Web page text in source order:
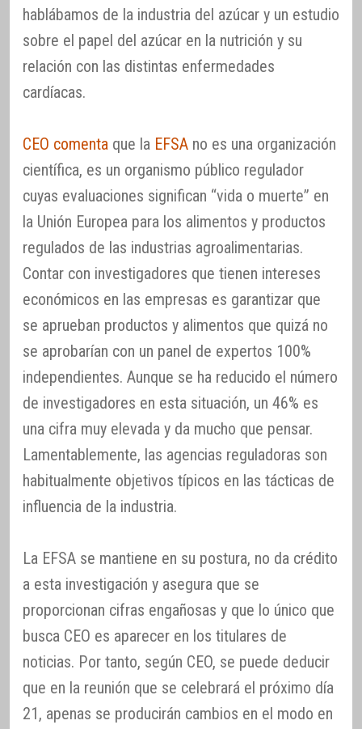
hablábamos de la industria del azúcar y un estudio
sobre el papel del azúcar en la nutrición y su
relación con las distintas enfermedades
cardíacas.
CEO comenta que la EFSA no es una organización
científica, es un organismo público regulador
cuyas evaluaciones significan “vida o muerte” en
la Unión Europea para los alimentos y productos
regulados de las industrias agroalimentarias.
Contar con investigadores que tienen intereses
económicos en las empresas es garantizar que
se aprueban productos y alimentos que quizá no
se aprobarían con un panel de expertos 100%
independientes. Aunque se ha reducido el número
de investigadores en esta situación, un 46% es
una cifra muy elevada y da mucho que pensar.
Lamentablemente, las agencias reguladoras son
habitualmente objetivos típicos en las tácticas de
influencia de la industria.
La EFSA se mantiene en su postura, no da crédito
a esta investigación y asegura que se
proporcionan cifras engañosas y que lo único que
busca CEO es aparecer en los titulares de
noticias. Por tanto, según CEO, se puede deducir
que en la reunión que se celebrará el próximo día
21, apenas se producirán cambios en el modo en